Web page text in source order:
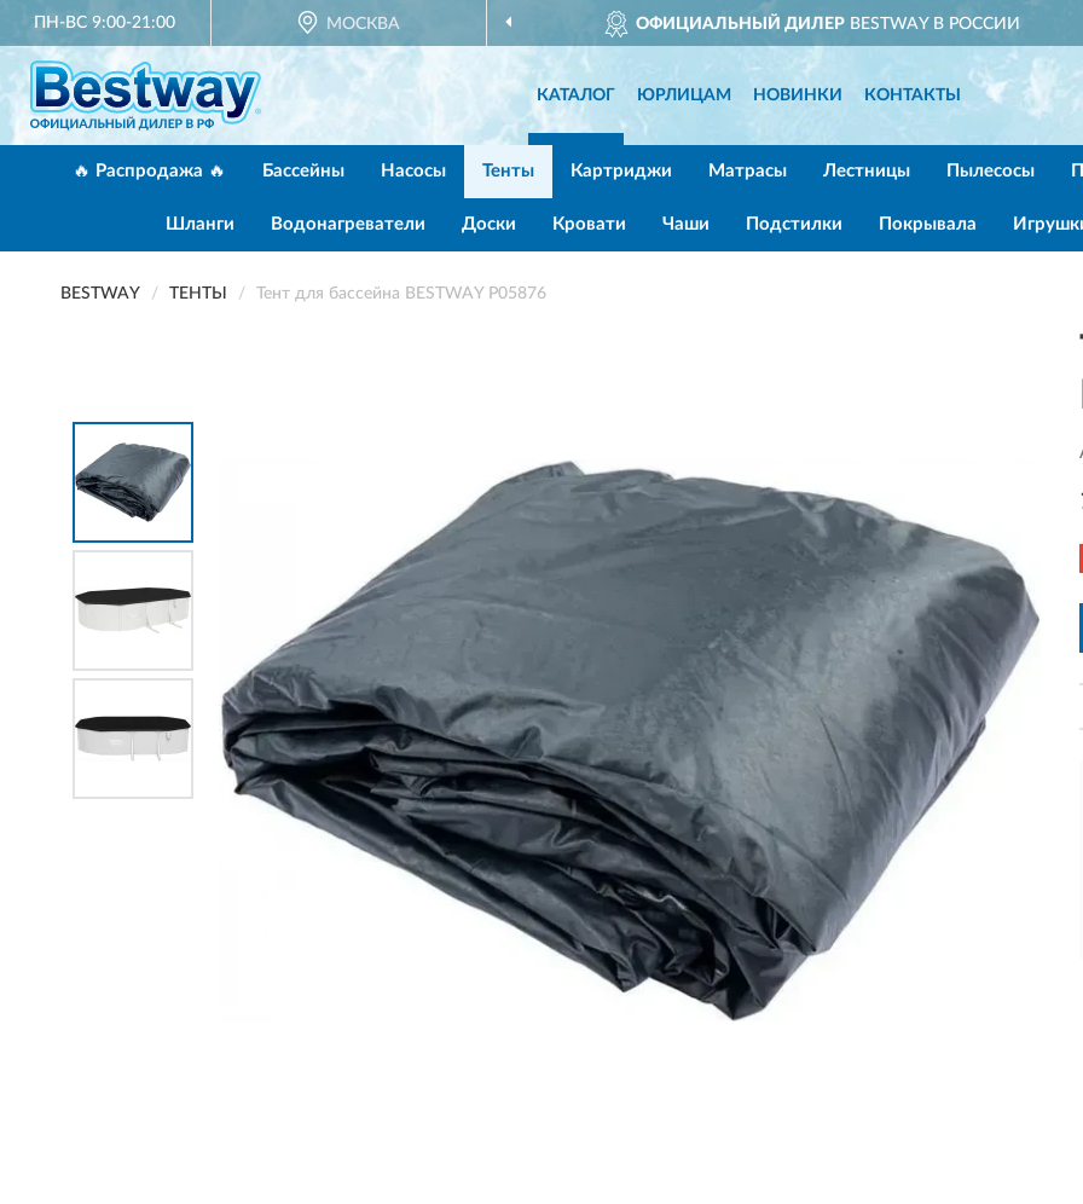
ПН-ВС 9:00-21:00 МОСКВА ОФИЦИАЛЬНЫЙ ДИЛЕРBESTWAY В РОССИИ
КАТАЛОГ ЮРЛИЦАМ НОВИНКИ КОНТАКТЫ
🔥 Распродажа 🔥 Бассейны Насосы Тенты Картриджи Матрасы Лестницы Пылесосы
Шланги Водонагреватели Доски Кровати Чаши Подстилки Покрывала
BESTWAY ТЕНТЫ Тент для бассейна BESTWAY P05876